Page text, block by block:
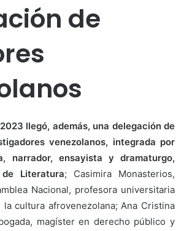
de
llegó, además, una delegación de
venezolanos, integrada por
narrador, ensayista y dramaturgo,
Literatura; Casimira Monasterios,
Nacional, profesora universitaria
cultura afrovenezolana; Ana Cristina
magíster en derecho público y